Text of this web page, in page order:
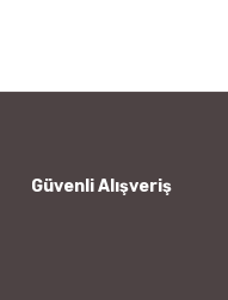
Güvenli Alışveriş